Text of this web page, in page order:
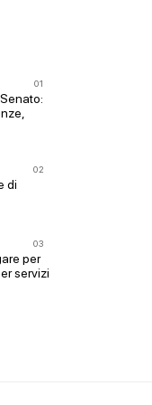
01
02
di
03
per
servizi